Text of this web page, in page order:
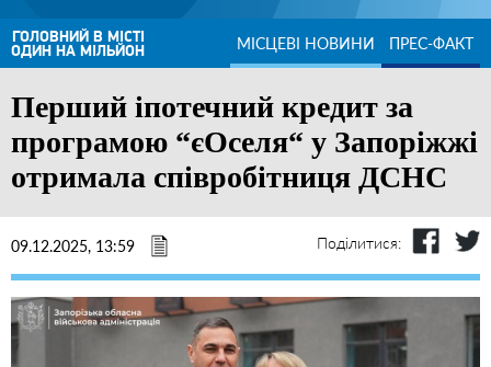
ГОЛОВНИЙ В МІСТІ
ОДИН НА МІЛЬЙОН МІСЦЕВІ НОВИНИ ПРЕС-ФАКТ
Перший іпотечний кредит за
програмою “єОселя“ у Запоріжжі
отримала співробітниця ДСНС
09.12.2025, 13:59 Поділитися: